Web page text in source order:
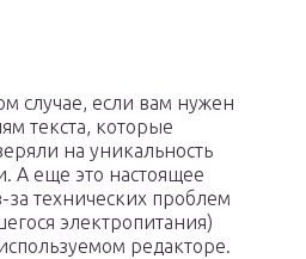
случае, если вам нужен
текста, которые
на уникальность
А еще это настоящее
за технических проблем
электропитания)
редакторе.